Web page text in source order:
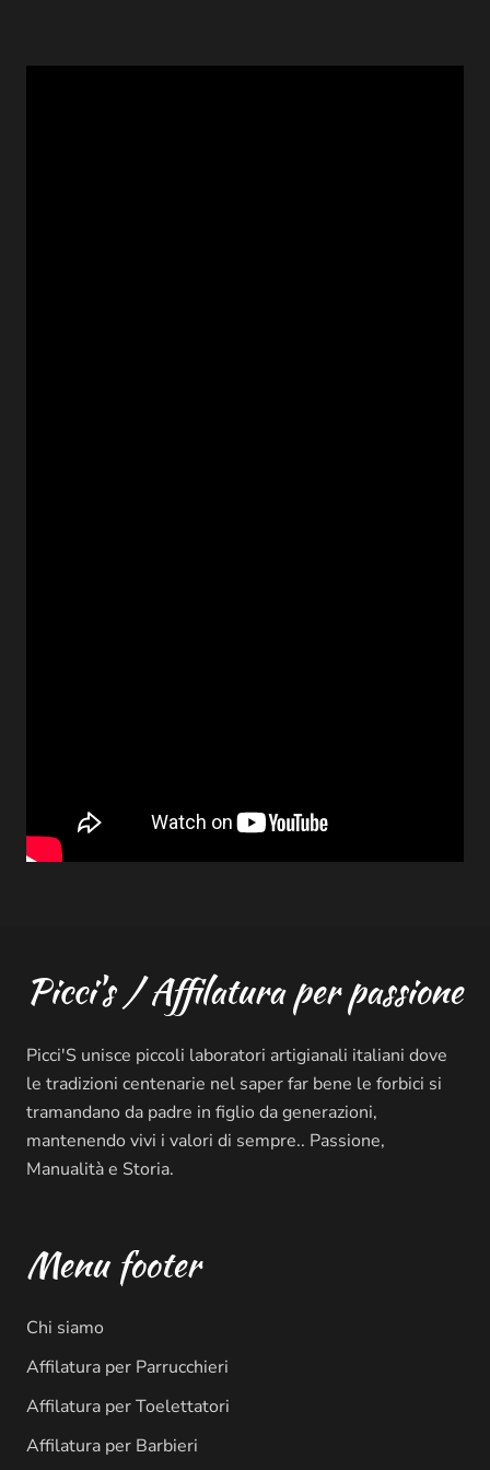
Picci's / Affilatura per passione
Picci'S unisce piccoli laboratori artigianali italiani dove
le tradizioni centenarie nel saper far bene le forbici si
tramandano da padre in figlio da generazioni,
mantenendo vivi i valori di sempre.. Passione,
Manualità e Storia.
Menu footer
Chi siamo
Affilatura per Parrucchieri
Affilatura per Toelettatori
Affilatura per Barbieri